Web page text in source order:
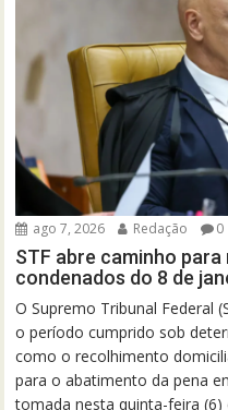
ago 7, 2026 Redação 0
STF abre caminho
condenados do 8 de
O Supremo Tribunal Federal
o período cumprido sob
como o recolhimento
para o abatimento da pena
tomada nesta quinta-feira